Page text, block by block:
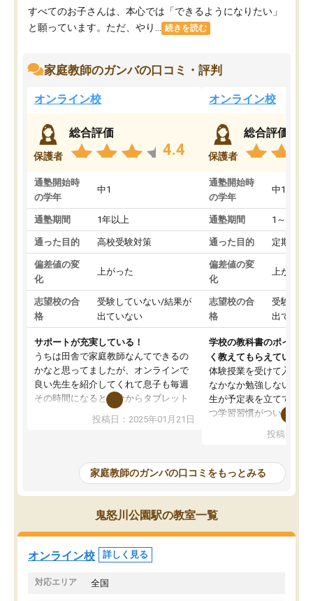
すべてのお子さんは、本心では「できるようになりたい」
と願っています。ただ、やり...
続きを読む
家庭教師のガンバの口コミ・評判
オンライン校
保護者
総合評価
4.4
通塾開始時
の学年
中1
通塾期間 1年以上
通った目的 高校受験対策
偏差値の変
化
上がった
志望校の合
格
受験していない/結果が
出ていない
サポートが充実している！
うちは田舎で家庭教師なんてできるの
かなと思ってましたが、オンラインで
良い先生を紹介してくれて息子も毎週
その時間になると自分からタブレット
を開いてzoomを繋げるようになりまし
た！5科目なんでもOKなのもとても気
めて1年ほどだった今では平均点以上の
科目が増えてきました！あと1年受験ま
であるので無料の週末教室を使用しな
がら頑張って欲しいと思います！
投稿日：2025年01月21日
オンライン校
保護者
総合評価
通塾開始時
の学年
中1
通塾期間 1～3ヵ月
通った目的 定期テス
偏差値の変
化
上がった
志望校の合
格
受験して
出ていな
学校の教科書のポイント
く教えてもらえている
体験授業を受けて入塾し
なかなか勉強しない息子
生が予定表を立ててくれ
つ学習習慣がついてきま
指導が無い日も予定表
問できるのでとても助か
投稿日：
家庭教師のガンバの口コミをもっとみる
鬼怒川公園駅の教室一覧
オンライン校 詳しく見る
対応エリア 全国